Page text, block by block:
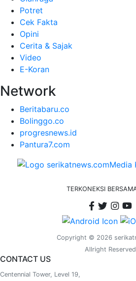
Potret
Cek Fakta
Opini
Cerita & Sajak
Video
E-Koran
Network
Beritabaru.co
Bolinggo.co
progresnews.id
Pantura7.com
TERKONEKSI
Copyright © 2026
Allright Reserved
CONTACT US
Centennial Tower, Level 19,